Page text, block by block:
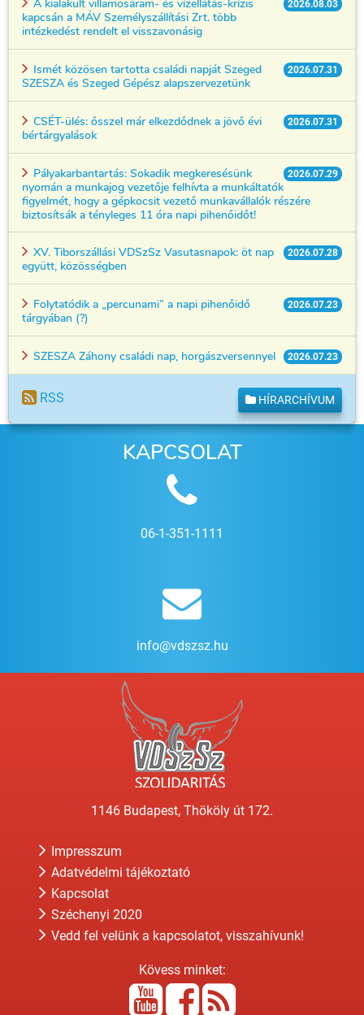
2026.08.03
A kialakult villamosáram- és vízellátás-krízis
kapcsán a MÁV Személyszállítási Zrt. több
intézkedést rendelt el visszavonásig
2026.07.31
Ismét közösen tartotta családi napját Szeged
SZESZA és Szeged Gépész alapszervezetünk
2026.07.31
CSÉT-ülés: ősszel már elkezdődnek a jövő évi
bértárgyalások
2026.07.29
Pályakarbantartás: Sokadik megkeresésünk
nyomán a munkajog vezetője felhívta a munkáltatók
figyelmét, hogy a gépkocsit vezető munkavállalók részére
biztosítsák a tényleges 11 óra napi pihenőidőt!
2026.07.28
XV. Tiborszállási VDSzSz Vasutasnapok: öt nap
együtt, közösségben
2026.07.23
Folytatódik a „percunami” a napi pihenőidő
tárgyában (?)
2026.07.23
SZESZA Záhony családi nap, horgászversennyel
RSS HÍRARCHÍVUM
KAPCSOLAT
06-1-351-1111
info@vdszsz.hu
1146 Budapest, Thököly út 172.
Impresszum
Adatvédelmi tájékoztató
Kapcsolat
Széchenyi 2020
Vedd fel velünk a kapcsolatot, visszahívunk!
Kövess minket: